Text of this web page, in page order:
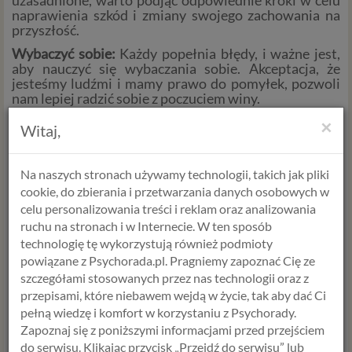
naprawienia szkód i zmiany swojego zachowania na
przyszłość.
Wybaczyć sobie: Każdy popełnia błędy, i ważne jest,
aby nauczyć się wybaczania sobie. Akceptacja, że
jesteśmy ludźmi i mamy prawo do pomyłek, pozwoli
nam lepiej radzić sobie z poczuciem winy.
Mówić o swoich uczuciach:
Dzielenie się swoimi
uczuciami z zaufanymi osobami może pomóc nam
zrozumieć swoje emocje i uzyskać wsparcie.
Praktyki samopomocowe:Medytacja, joga, czy czas
dla siebie mogą pomóc w zrozumieniu i regulacji
swoich emocji, w tym poczucia winy.
Poczucie winy jest naturalną częścią ludzkiej natury.
Ważne jest, aby rozróżniać uzasadnione poczucie winy
od nieuzasadnionej, nadmiernej krytyki siebie.
Pamiętajmy, że nie jesteśmy doskonali i nasze błędy
stanowią okazję do nauki i rozwoju.
Alicja Krawczyk
×
Witaj,
Na naszych stronach używamy technologii, takich jak pliki
cookie, do zbierania i przetwarzania danych osobowych w
celu personalizowania treści i reklam oraz analizowania
ruchu na stronach i w Internecie. W ten sposób
technologię tę wykorzystują również podmioty
powiązane z Psychorada.pl. Pragniemy zapoznać Cię ze
szczegółami stosowanych przez nas technologii oraz z
przepisami, które niebawem wejdą w życie, tak aby dać Ci
pełną wiedzę i komfort w korzystaniu z Psychorady.
Zapoznaj się z poniższymi informacjami przed przejściem
do serwisu. Klikając przycisk „Przejdź do serwisu” lub